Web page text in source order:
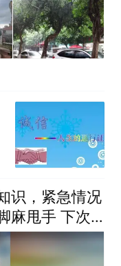
识，紧急情况
麻甩手 下次